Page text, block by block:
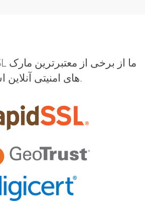
های امنیتی آنلاین است.